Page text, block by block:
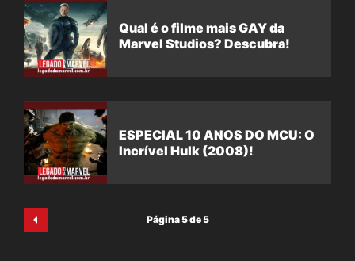
Qual é o filme mais GAY da
Marvel Studios? Descubra!
ESPECIAL 10 ANOS DO MCU: O
Incrível Hulk (2008)!
Página 5 de 5